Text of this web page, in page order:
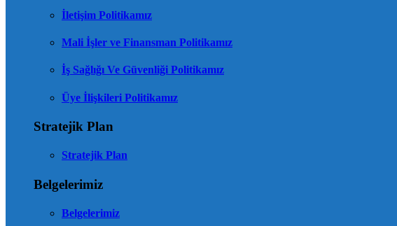
İletişim Politikamız
Mali İşler ve Finansman Politikamız
İş Sağlığı Ve Güvenliği Politikamız
Üye İlişkileri Politikamız
Stratejik Plan
Stratejik Plan
Belgelerimiz
Belgelerimiz